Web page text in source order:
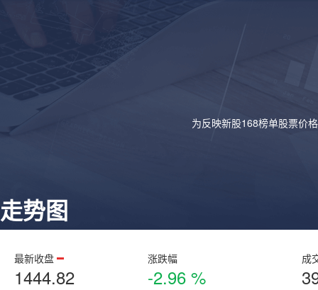
为反映新股168榜单股票价
走势图
最新收盘
1444.82
涨跌幅
-2.96 %
成